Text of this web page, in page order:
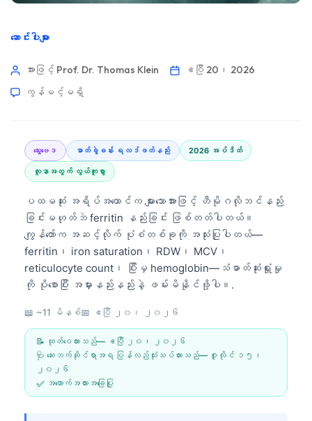
ဆောင်းပါးများ
အားဖြင့် Prof. Dr. Thomas Klein
ဧပြီ 20၊ 2026
ကွန်မင့်မရှိ
သွေးဗေဒ ဓာတ်ခွဲခန်း ရလဒ်ဖတ်နည်း 2026 အပ်ဒိတ်
လူနာအတွက် လွယ်ကူစွာ
ပထမဆုံး အရိပ်အယောင်က များသောအားဖြင့် ဟီမိုဂလိုဘင်နည်း
ခြင်းမဟုတ်ဘဲ ferritin နည်းခြင်း ဖြစ်တတ်ပါတယ်။
ကျွန်တော်က အဆင့်လိုက် ပုံစံတစ်ခုကို အသုံးပြုပါတယ်—
ferritin၊ iron saturation၊ RDW၊ MCV၊
reticulocyte count၊ ပြီးမှ hemoglobin—သံဓာတ်ဆုံးရှုံးမှု
ကို ပိုစောပြီး အမှားနည်းနည်းနဲ့ ဖမ်းမိနိုင်ဖို့ပါ။.
📖 ~11 မိနစ်📅 ဧပြီ ၂၀၊ ၂၀၂၆
📝 ထုတ်ဝေထားသည်— ဧပြီ ၂၀၊ ၂၀၂၆
🩺 ဆေးဘက်ဆိုင်ရာအရ ပြန်လည်သုံးသပ်ထားသည်— ဇူလိုင် ၁၅၊
၂၀၂၆
✅ အထောက်အထားအခြေပြု